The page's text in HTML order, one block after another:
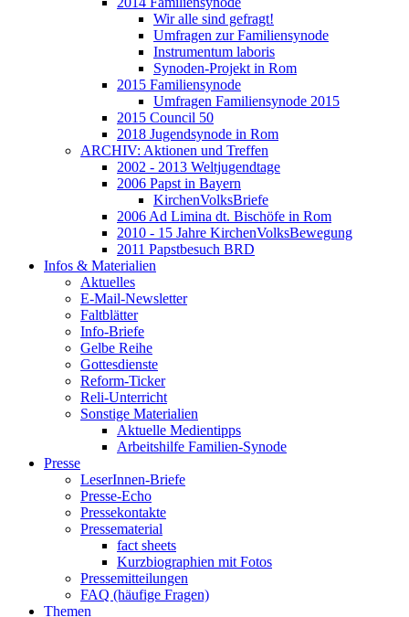
Wir alle sind gefragt!
Umfragen zur Familiensynode
Instrumentum laboris
Synoden-Projekt in Rom
2015 Familiensynode
Umfragen Familiensynode 2015
2015 Council 50
2018 Jugendsynode in Rom
ARCHIV: Aktionen und Treffen
2002 - 2013 Weltjugendtage
2006 Papst in Bayern
KirchenVolksBriefe
2006 Ad Limina dt. Bischöfe in Rom
2010 - 15 Jahre KirchenVolksBewegung
2011 Papstbesuch BRD
Infos & Materialien
Aktuelles
E-Mail-Newsletter
Faltblätter
Info-Briefe
Gelbe Reihe
Gottesdienste
Reform-Ticker
Reli-Unterricht
Sonstige Materialien
Aktuelle Medientipps
Arbeitshilfe Familien-Synode
Presse
LeserInnen-Briefe
Presse-Echo
Pressekontakte
Pressematerial
fact sheets
Kurzbiographien mit Fotos
Pressemitteilungen
FAQ (häufige Fragen)
Themen